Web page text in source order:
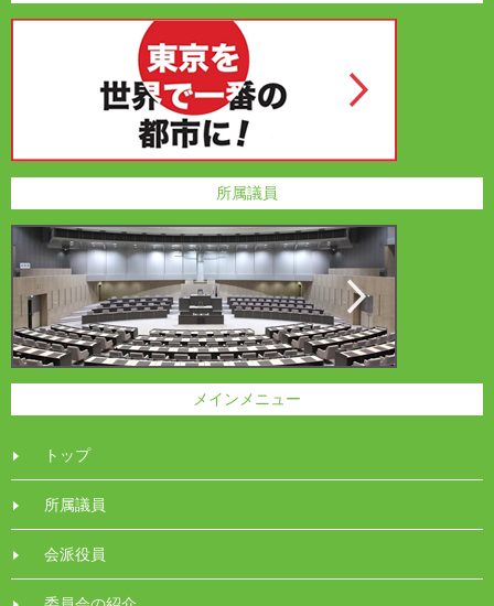
所属議員
メインメニュー
トップ
所属議員
会派役員